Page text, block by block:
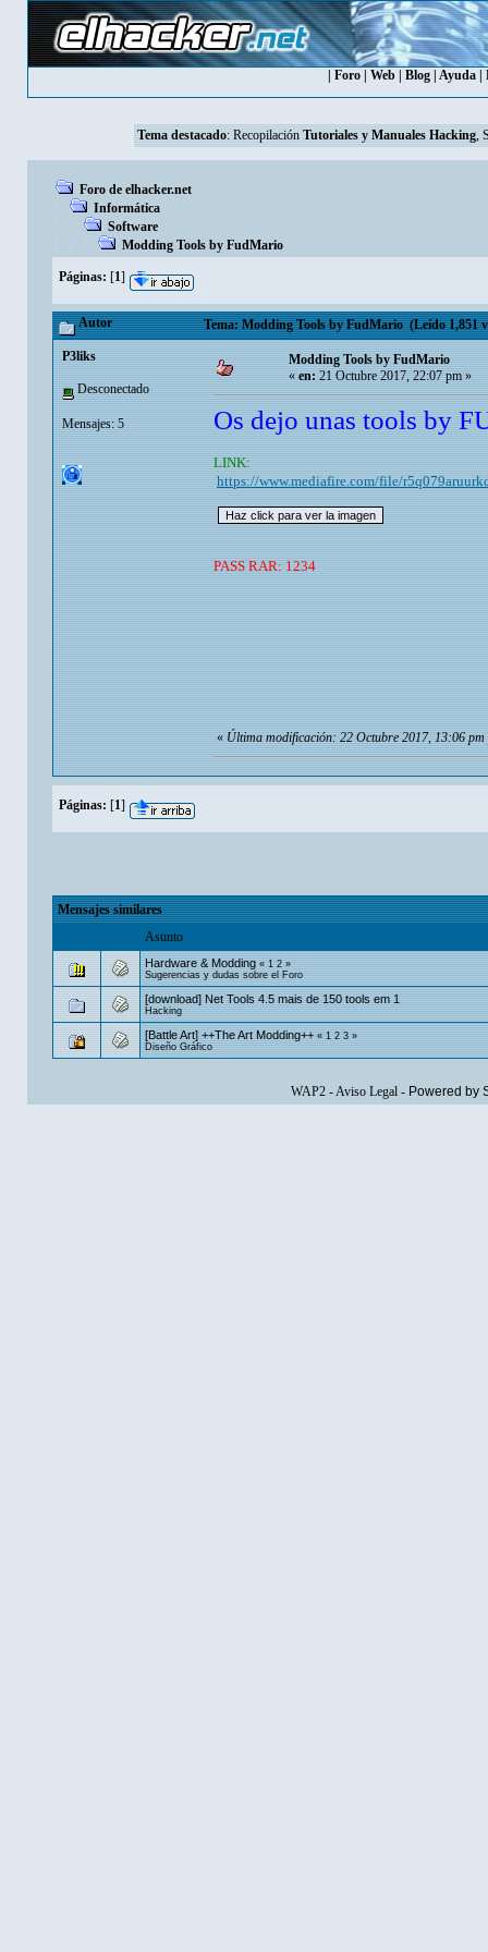
Foro Web Blog Ayuda
Tema destacado: Recopilación Tutoriales y Manuales Hacking,
Foro de elhacker.net
Informática
Software
Modding Tools by FudMario
Páginas: [1]
Autor Tema: Modding Tools by FudMario (Leído 1,851
P3liks
Desconectado
Mensajes: 5
Modding Tools by FudMario
«en:21 Octubre 2017, 22:07 pm »
Os dejo unas tools by
LINK:
https://www.mediafire.com/file/
PASS RAR: 1234
«Última modificación: 22 Octubre 2017, 13:06
Páginas: [1]
Mensajes similares
Asunto
Hardware & Modding «1 2»
Sugerencias y dudas sobre el Foro
[download] Net Tools 4.5 mais de 150 tools em 1
Hacking
[Battle Art] ++The Art Modding++ «1 2 3»
Diseño Gráfico
WAP2-Aviso Legal- Powered by